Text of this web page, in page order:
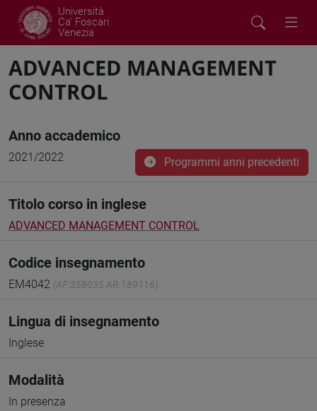
Università
Ca' Foscari
Venezia
ADVANCED MANAGEMENT
CONTROL
Anno accademico
2021/2022 Programmi anni precedenti
Titolo corso in inglese
ADVANCED MANAGEMENT CONTROL
Codice insegnamento
EM4042 (AF:358035 AR:189116)
Lingua di insegnamento
Inglese
Modalità
In presenza